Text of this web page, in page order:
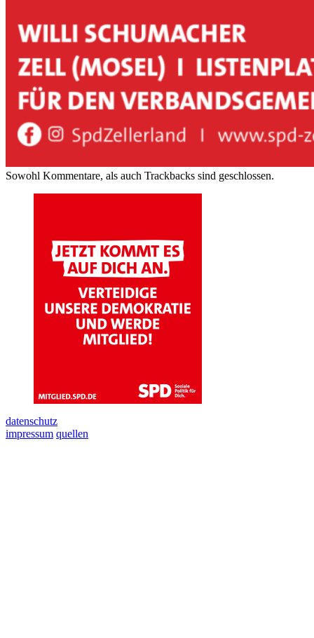
Sowohl Kommentare, als auch Trackbacks sind geschlossen.
datenschutz
impressum quellen